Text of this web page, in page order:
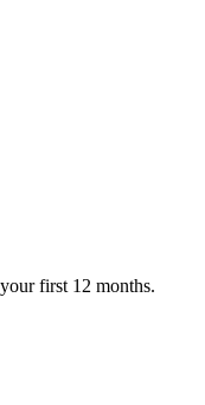
first 12 months.